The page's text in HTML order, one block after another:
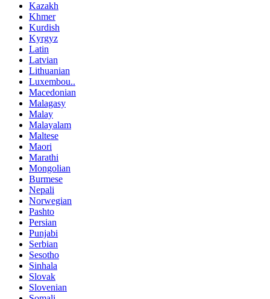
Kazakh
Khmer
Kurdish
Kyrgyz
Latin
Latvian
Lithuanian
Luxembou..
Macedonian
Malagasy
Malay
Malayalam
Maltese
Maori
Marathi
Mongolian
Burmese
Nepali
Norwegian
Pashto
Persian
Punjabi
Serbian
Sesotho
Sinhala
Slovak
Slovenian